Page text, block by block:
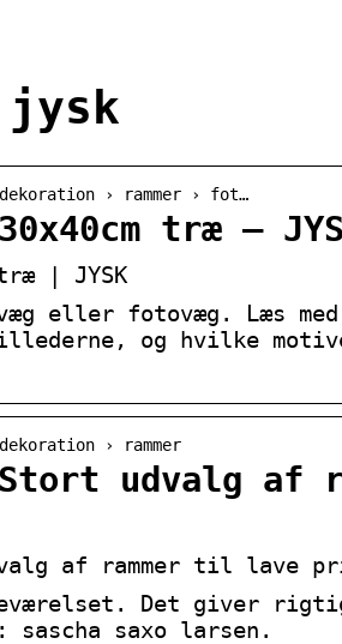
jysk
› rammer › fot…
30x40cm træ –
træ | JYSK
eller fotovæg. Læs
og hvilke
› rammer
udvalg af
af rammer til lave
Det giver
saxo larsen.